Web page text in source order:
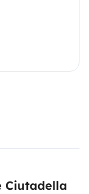
Ciutadella